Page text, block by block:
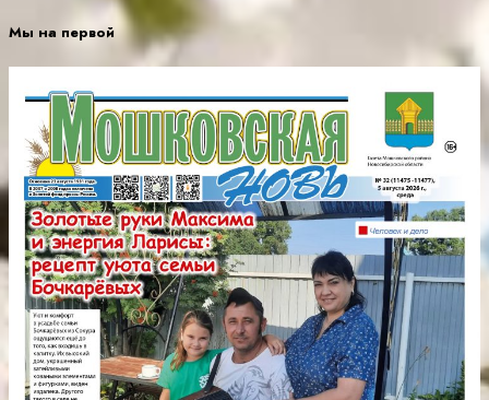
Мы на первой